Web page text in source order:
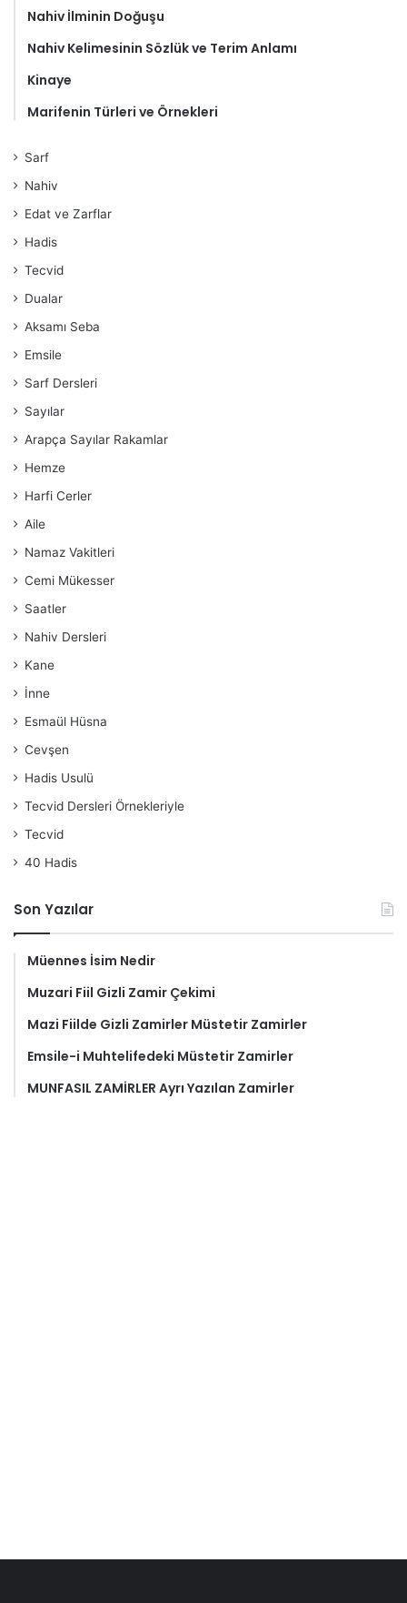
Nahiv İlminin Doğuşu
Nahiv Kelimesinin Sözlük ve Terim Anlamı
Kinaye
Marifenin Türleri ve Örnekleri
Sarf
Nahiv
Edat ve Zarflar
Hadis
Tecvid
Dualar
Aksamı Seba
Emsile
Sarf Dersleri
Sayılar
Arapça Sayılar Rakamlar
Hemze
Harfi Cerler
Aile
Namaz Vakitleri
Cemi Mükesser
Saatler
Nahiv Dersleri
Kane
İnne
Esmaül Hüsna
Cevşen
Hadis Usulü
Tecvid Dersleri Örnekleriyle
Tecvid
40 Hadis
Son Yazılar
Müennes İsim Nedir
Muzari Fiil Gizli Zamir Çekimi
Mazi Fiilde Gizli Zamirler Müstetir Zamirler
Emsile-i Muhtelifedeki Müstetir Zamirler
MUNFASIL ZAMİRLER Ayrı Yazılan Zamirler